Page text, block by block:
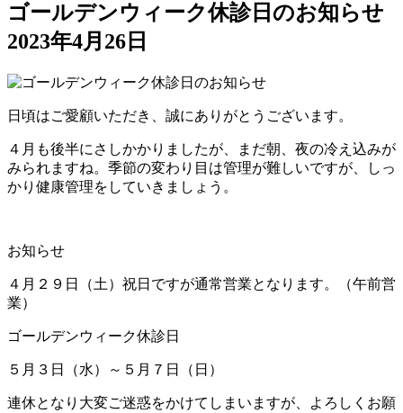
ゴールデンウィーク休診日のお知らせ
2023年4月26日
日頃はご愛顧いただき、誠にありがとうございます。
４月も後半にさしかかりましたが、まだ朝、夜の冷え込みが
みられますね。季節の変わり目は管理が難しいですが、しっ
かり健康管理をしていきましょう。
お知らせ
４月２９日（土）祝日ですが通常営業となります。（午前営
業）
ゴールデンウィーク休診日
５月３日（水）～５月７日（日）
連休となり大変ご迷惑をかけてしまいますが、よろしくお願